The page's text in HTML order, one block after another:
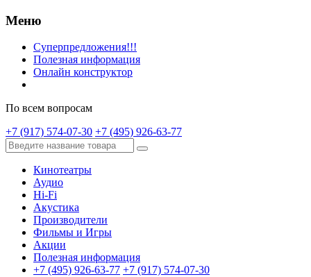
Меню
Суперпредложения!!!
Полезная информация
Онлайн конструктор
По всем вопросам
+7 (917) 574-07-30 +7 (495) 926-63-77
Кинотеатры
Аудио
Hi-Fi
Акустика
Производители
Фильмы и Игры
Акции
Полезная информация
+7 (495) 926-63-77 +7 (917) 574-07-30